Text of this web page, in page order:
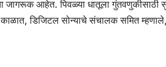
आहेत. पिवळ्या धातूला गुंतवणुकीसाठी
डिजिटल सोन्याचे संचालक समित म्हणाले,